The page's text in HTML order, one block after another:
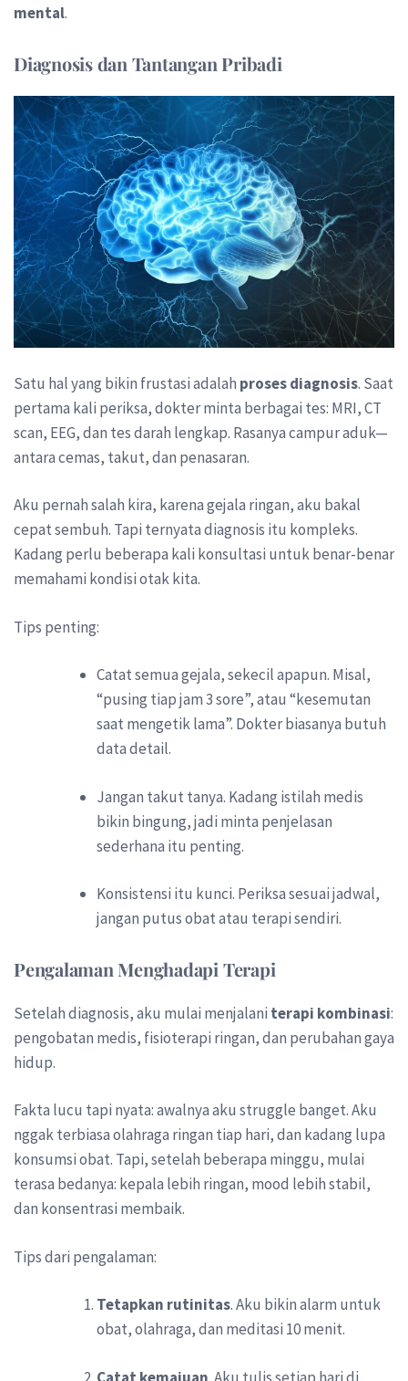
mental.
Diagnosis dan Tantangan Pribadi
Satu hal yang bikin frustasi adalah proses diagnosis. Saat
pertama kali periksa, dokter minta berbagai tes: MRI, CT
scan, EEG, dan tes darah lengkap. Rasanya campur aduk—
antara cemas, takut, dan penasaran.
Aku pernah salah kira, karena gejala ringan, aku bakal
cepat sembuh. Tapi ternyata diagnosis itu kompleks.
Kadang perlu beberapa kali konsultasi untuk benar-benar
memahami kondisi otak kita.
Tips penting:
Catat semua gejala, sekecil apapun. Misal,
“pusing tiap jam 3 sore”, atau “kesemutan
saat mengetik lama”. Dokter biasanya butuh
data detail.
Jangan takut tanya. Kadang istilah medis
bikin bingung, jadi minta penjelasan
sederhana itu penting.
Konsistensi itu kunci. Periksa sesuai jadwal,
jangan putus obat atau terapi sendiri.
Pengalaman Menghadapi Terapi
Setelah diagnosis, aku mulai menjalani terapi kombinasi:
pengobatan medis, fisioterapi ringan, dan perubahan gaya
hidup.
Fakta lucu tapi nyata: awalnya aku struggle banget. Aku
nggak terbiasa olahraga ringan tiap hari, dan kadang lupa
konsumsi obat. Tapi, setelah beberapa minggu, mulai
terasa bedanya: kepala lebih ringan, mood lebih stabil,
dan konsentrasi membaik.
Tips dari pengalaman:
Tetapkan rutinitas. Aku bikin alarm untuk
obat, olahraga, dan meditasi 10 menit.